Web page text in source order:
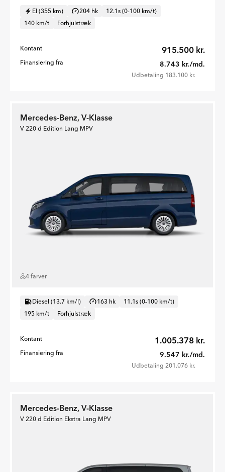
El (355 km) 204 hk
12.1s (0-100 km/t)
140 km/t
Forhjulstræk
Kontant 915.500 kr.
Finansiering fra 8.743 kr./md.
Udbetaling 183.100 kr.
Mercedes-Benz, V-Klasse
V 220 d Edition Lang MPV
4 farver
Diesel (13.7 km/l) 163 hk
11.1s (0-100 km/t)
195 km/t
Forhjulstræk
Kontant 1.005.378 kr.
Finansiering fra 9.547 kr./md.
Udbetaling 201.076 kr.
Mercedes-Benz, V-Klasse
V 220 d Edition Ekstra Lang MPV